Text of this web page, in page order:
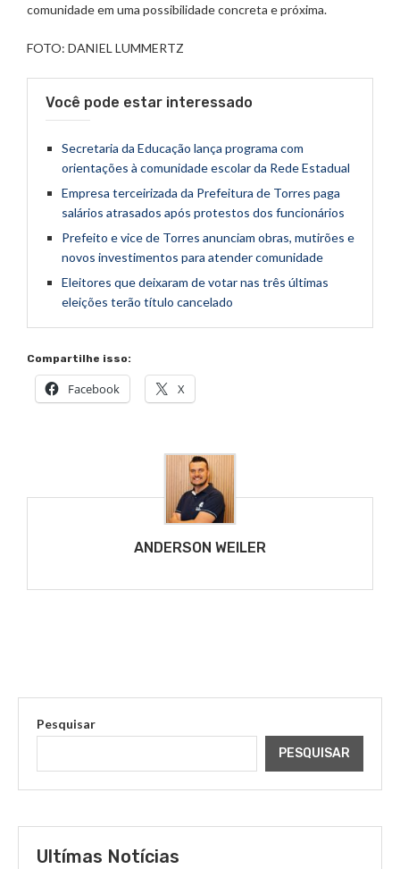
comunidade em uma possibilidade concreta e próxima.
FOTO: DANIEL LUMMERTZ
Você pode estar interessado
Secretaria da Educação lança programa com
orientações à comunidade escolar da Rede Estadual
Empresa terceirizada da Prefeitura de Torres paga
salários atrasados após protestos dos funcionários
Prefeito e vice de Torres anunciam obras, mutirões e
novos investimentos para atender comunidade
Eleitores que deixaram de votar nas três últimas
eleições terão título cancelado
Compartilhe isso:
Facebook X
ANDERSON WEILER
Pesquisar
PESQUISAR
Ultímas Notícias